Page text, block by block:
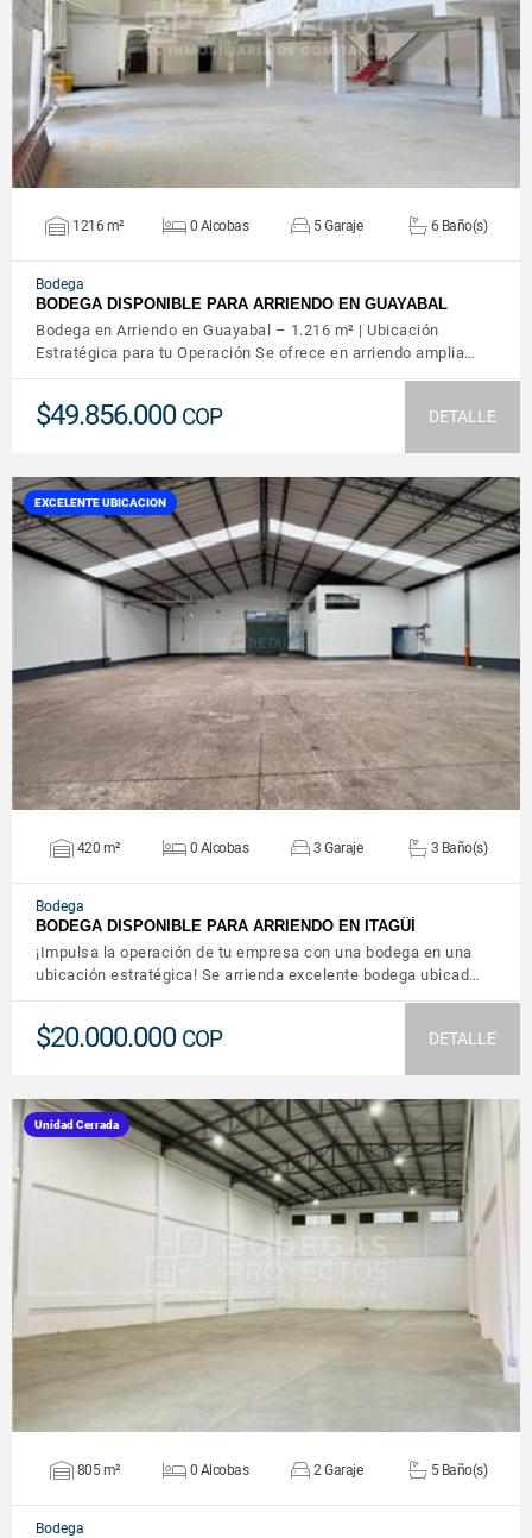
VER DETALLES
1216 m² 0 Alcobas 5 Garaje 6 Baño(s)
Bodega
BODEGA DISPONIBLE PARA ARRIENDO EN GUAYABAL
Bodega en Arriendo en Guayabal – 1.216 m² | Ubicación
Estratégica para tu Operación Se ofrece en arriendo amplia…
$49.856.000 COP DETALLE
EXCELENTE UBICACION
VER DETALLES
420 m² 0 Alcobas 3 Garaje 3 Baño(s)
Bodega
BODEGA DISPONIBLE PARA ARRIENDO EN ITAGÜÍ
¡Impulsa la operación de tu empresa con una bodega en una
ubicación estratégica! Se arrienda excelente bodega ubicad…
$20.000.000 COP DETALLE
Unidad Cerrada
805 m² 0 Alcobas 2 Garaje 5 Baño(s)
Bodega